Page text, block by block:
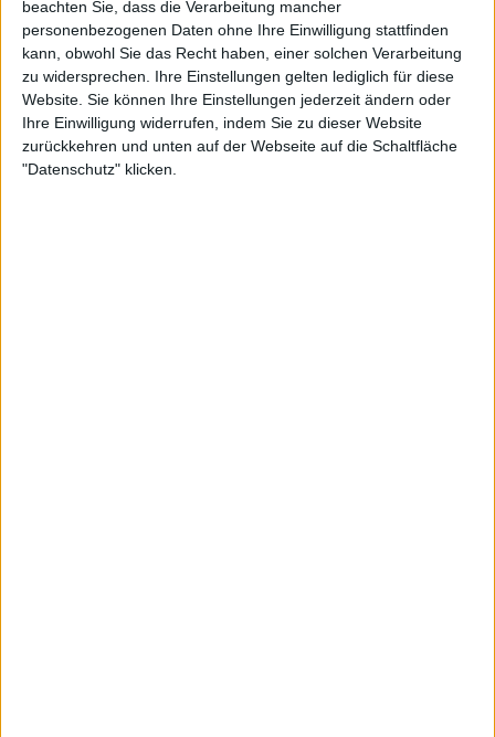
beachten Sie, dass die Verarbeitung mancher
personenbezogenen Daten ohne Ihre Einwilligung stattfinden
kann, obwohl Sie das Recht haben, einer solchen Verarbeitung
zu widersprechen. Ihre Einstellungen gelten lediglich für diese
Website. Sie können Ihre Einstellungen jederzeit ändern oder
Ihre Einwilligung widerrufen, indem Sie zu dieser Website
zurückkehren und unten auf der Webseite auf die Schaltfläche
"Datenschutz" klicken.
04. Hearken The End
05. Verses In Oath
06. Cast Into The Well Of Rememberance
07. Veil Of Penitence
08. Vessel Of Suffering
09. Drie Raven